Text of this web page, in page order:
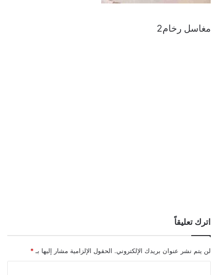
مغاسل رخام2
اترك تعليقاً
لن يتم نشر عنوان بريدك الإلكتروني. الحقول الإلزامية مشار إليها بـ *